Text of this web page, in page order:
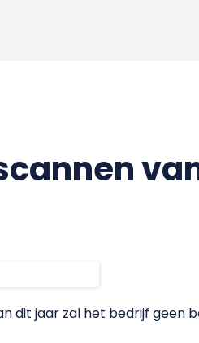
dit jaar zal het bedrijf geen